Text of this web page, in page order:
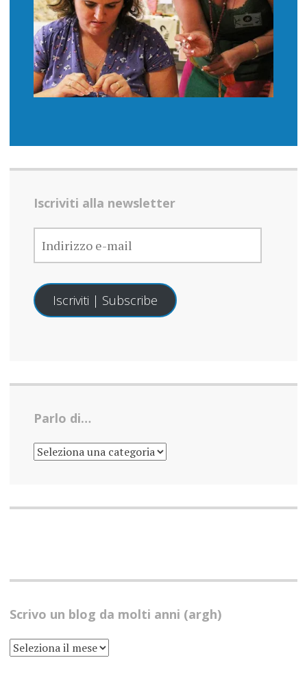
Iscriviti alla newsletter
INDIRIZZO
E-
MAIL
Iscriviti | Subscribe
Parlo di…
PARLO
DI…
Scrivo un blog da molti anni (argh)
SCRIVO
UN